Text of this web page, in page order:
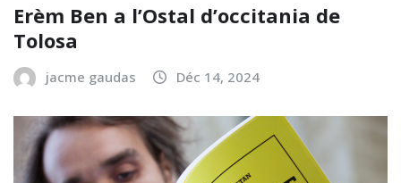
Erèm Ben a l’Ostal d’occitania de
Tolosa
jacme gaudas Déc 14, 2024